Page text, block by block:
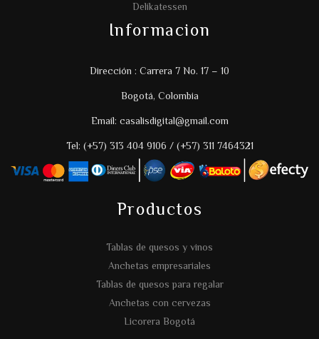
Delikatessen
Informacion
Dirección : Carrera 7 No. 17 – 10
Bogotá, Colombia
Email: casalisdigital@gmail.com
Tel: (+57) 313 404 9106 / (+57) 311 7464321
Productos
Tablas de quesos y vinos
Anchetas empresariales
Tablas de quesos para regalar
Anchetas con cervezas
Licorera Bogotá